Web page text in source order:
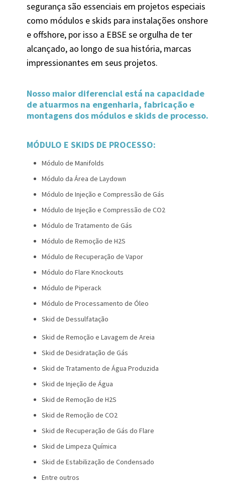
segurança são essenciais em projetos especiais
como módulos e skids para instalações onshore
e offshore, por isso a EBSE se orgulha de ter
alcançado, ao longo de sua história, marcas
impressionantes em seus projetos.
Nosso maior diferencial está na capacidade
de atuarmos na engenharia, fabricação e
montagens dos módulos e skids de processo.
MÓDULO E SKIDS DE PROCESSO:
Módulo de Manifolds
Módulo da Área de Laydown
Módulo de Injeção e Compressão de Gás
Módulo de Injeção e Compressão de CO2
Módulo de Tratamento de Gás
Módulo de Remoção de H2S
Módulo de Recuperação de Vapor
Módulo do Flare Knockouts
Módulo de Piperack
Módulo de Processamento de Óleo
Skid de Dessulfatação
Skid de Remoção e Lavagem de Areia
Skid de Desidratação de Gás
Skid de Tratamento de Água Produzida
Skid de Injeção de Água
Skid de Remoção de H2S
Skid de Remoção de CO2
Skid de Recuperação de Gás do Flare
Skid de Limpeza Química
Skid de Estabilização de Condensado
Entre outros